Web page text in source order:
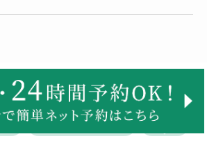
LINE予約